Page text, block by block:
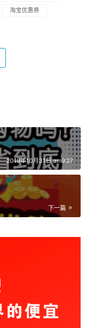
淘宝优惠券
2019年10月31日 am9:27
下一篇